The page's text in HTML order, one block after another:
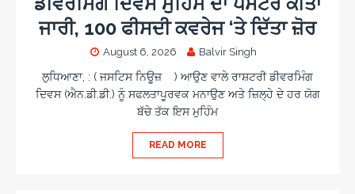
ਜਾਰੀ, 100 ਫੀਸਦੀ ਕਵਰੇਜ ‘ਤੇ ਦਿੱਤਾ ਜ਼ੋਰ
August 6, 2026 Balvir Singh
ਲੁਧਿਆਣਾ, : ( ਜਸਟਿਸ ਨਿਊਜ਼ ) ਆਉਣ ਵਾਲੇ ਰਾਸ਼ਟਰੀ ਡੀਵਰਮਿੰਗ
ਦਿਵਸ (ਐਨ.ਡੀ.ਡੀ.) ਨੂੰ ਸਫਲਤਾਪੂਰਵਕ ਮਨਾਉਣ ਅਤੇ ਜ਼ਿਲ੍ਹੇ ਦੇ ਹਰ ਯੋਗ
ਬੱਚੇ ਤੱਕ ਇਸ ਮੁਹਿੰਮ
READ MORE